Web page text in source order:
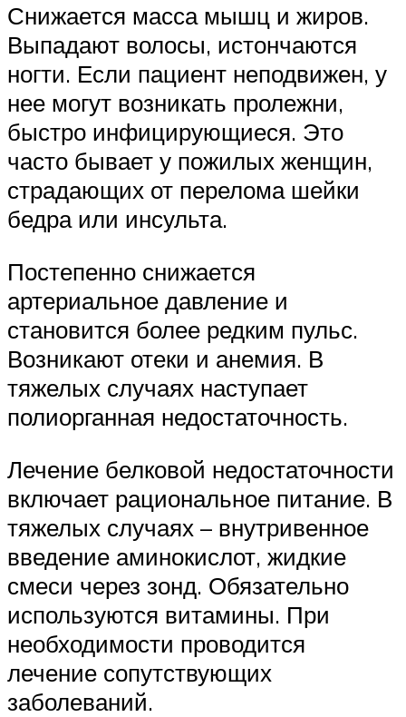
Снижается масса мышц и жиров.
Выпадают волосы, истончаются
ногти. Если пациент неподвижен, у
нее могут возникать пролежни,
быстро инфицирующиеся. Это
часто бывает у пожилых женщин,
страдающих от перелома шейки
бедра или инсульта.
Постепенно снижается
артериальное давление и
становится более редким пульс.
Возникают отеки и анемия. В
тяжелых случаях наступает
полиорганная недостаточность.
Лечение белковой недостаточности
включает рациональное питание. В
тяжелых случаях – внутривенное
введение аминокислот, жидкие
смеси через зонд. Обязательно
используются витамины. При
необходимости проводится
лечение сопутствующих
заболеваний.